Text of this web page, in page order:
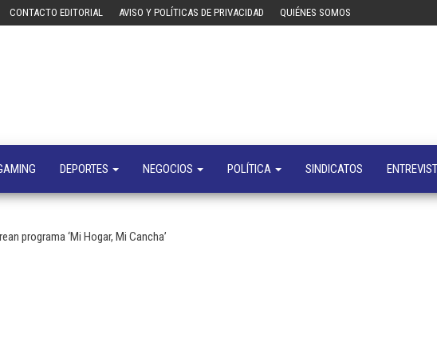
CONTACTO EDITORIAL AVISO Y POLÍTICAS DE PRIVACIDAD QUIÉNES SOMOS
negocios
DEPORTES NEGOCIOS POLÍTICA SINDICATOS
programa ‘Mi Hogar, Mi Cancha’